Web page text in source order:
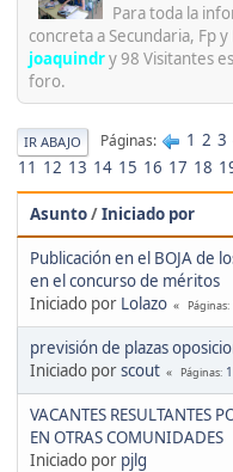
Para toda la
concreta a Secundaria, Fp y
joaquindry 98 Visitantes
foro.
IR ABAJO Páginas 1 2 3
11 12 13 14 15 16 17 18
Asunto/Iniciado por
Publicación en el BOJA de
en el concurso de méritos
Iniciado por Lolazo Páginas
previsión de plazas
Iniciado porscout Páginas 1
VACANTES RESULTANTES
EN OTRAS COMUNIDADES
Iniciado por pjlg